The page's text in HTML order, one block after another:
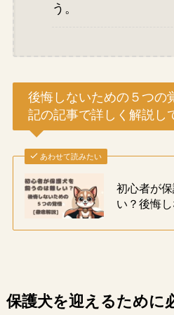
う。
後悔しないための５つの
記の記事で詳しく解説し
あわせて読みたい
初心者が
い？後悔
保護犬を迎えるために